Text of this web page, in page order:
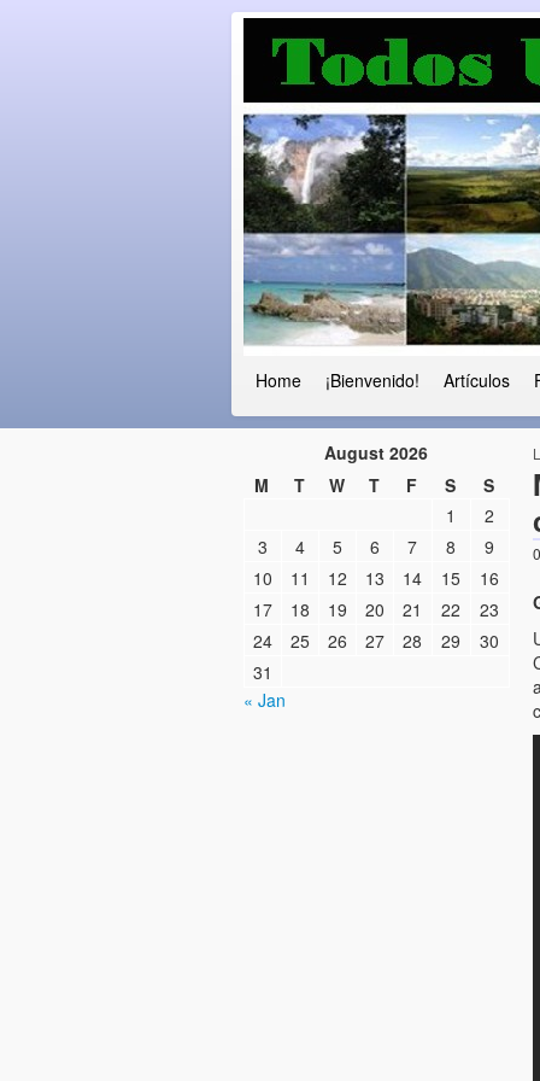
Luchando por
Fuera el chavismo, la peor peste
Home ¡Bienvenido! Artículos
August 2026
M
T W T F S
S
1
2
3
4 5 6 7 8
9
10
11 12 13 14 15
16
17
18 19 20 21 22
23
24
25 26 27 28 29
30
31
« Jan